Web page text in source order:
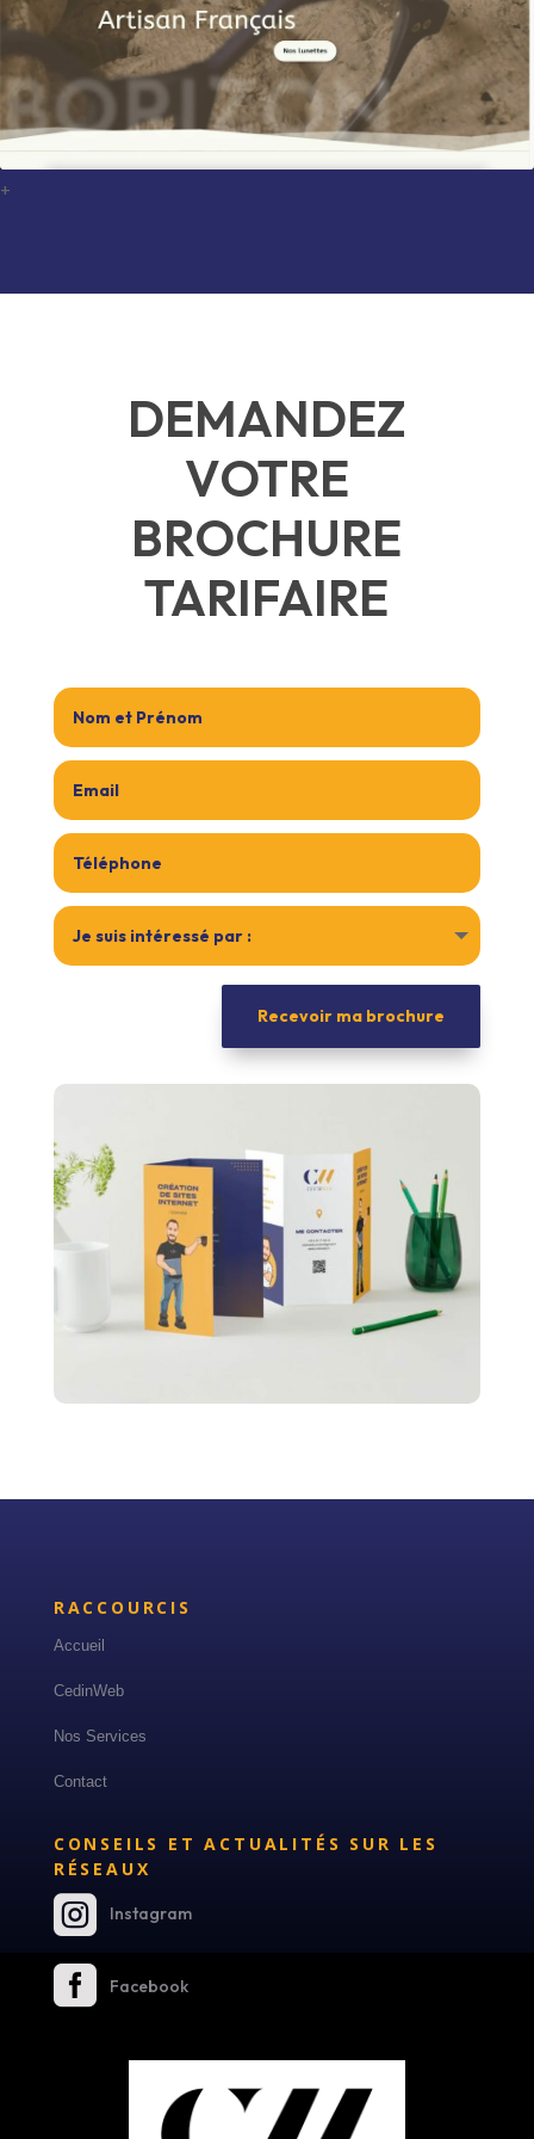
+
DEMANDEZ
VOTRE
BROCHURE
TARIFAIRE
Recevoir ma brochure
RACCOURCIS
Accueil
CedinWeb
Nos Services
Contact
CONSEILS ET ACTUALITÉS SUR LES
RÉSEAUX
 Instagram
 Facebook